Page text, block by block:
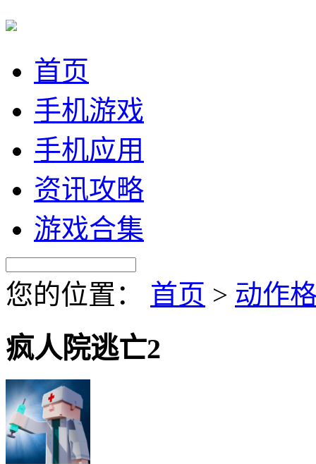
首页
手机游戏
手机应用
资讯攻略
游戏合集
您的位置： 首页 > 动作
疯人院逃亡2